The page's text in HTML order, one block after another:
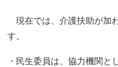
現在では、介護扶助が加
す。
・民生委員は、協力機関と